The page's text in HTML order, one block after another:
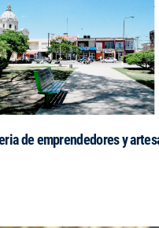
de emprendedores y